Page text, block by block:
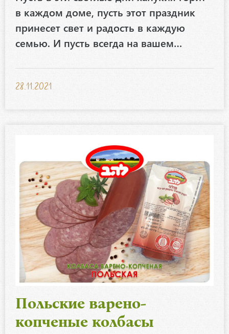
в каждом доме, пусть этот праздник
принесет свет и радость в каждую
семью. И пусть всегда на вашем…
28.11.2021
Польские варено-
копченые колбасы